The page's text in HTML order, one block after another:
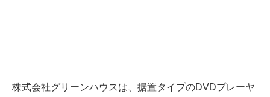
株式会社グリーンハウスは、据置タイプのDVDプレーヤ